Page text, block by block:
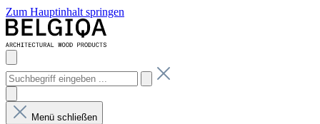
Zum Hauptinhalt springen
Menü schließen